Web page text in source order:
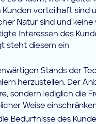
vorteilhaft sind
Natur sind und keine
Interessen des
steht diesem ein
Stands der
herzustellen. Der
sondern lediglich die
Weise
Bedürfnisse des